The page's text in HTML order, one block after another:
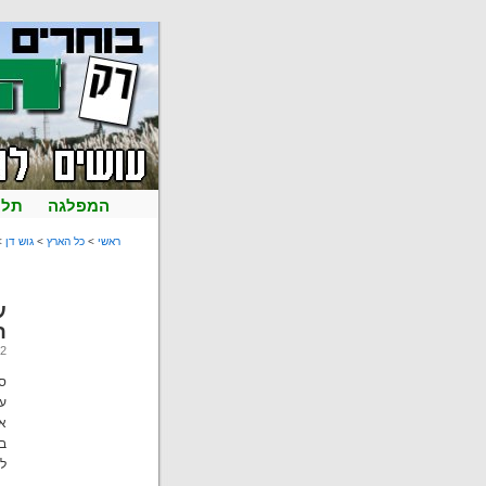
המפלגה תל
ראשי > כל הארץ > גוש דן
02